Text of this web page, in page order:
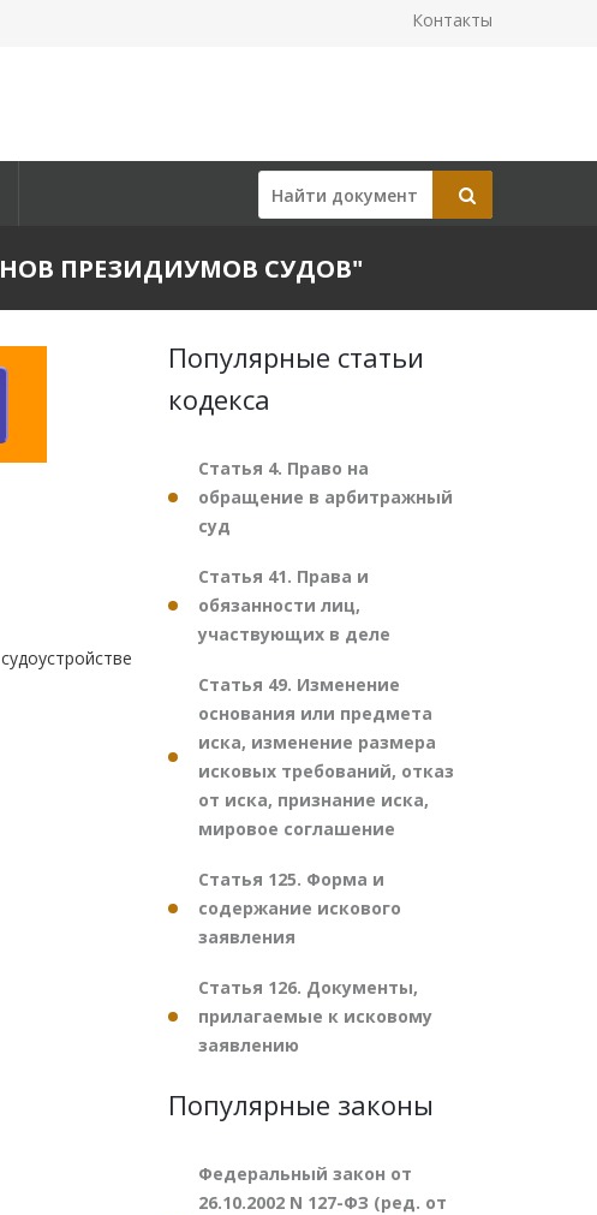
Контакты
ПРЕЗИДИУМОВ СУДОВ"
Популярные статьи
кодекса
Статья 4. Право на
обращение в арбитражный
суд
Статья 41. Права и
обязанности лиц,
участвующих в деле
Статья 49. Изменение
основания или предмета
иска, изменение размера
исковых требований, отказ
от иска, признание иска,
мировое соглашение
Статья 125. Форма и
содержание искового
заявления
Статья 126. Документы,
прилагаемые к исковому
заявлению
Популярные законы
Федеральный закон от
26.10.2002 N 127-ФЗ (ред. от